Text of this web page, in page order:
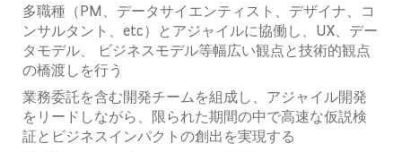
多職種（PM 、データサイエンティスト、デザイナ、コ
ンサルタント、 etc）とアジャイルに協働し、 UX、デー
タモデル、
ビジネスモデル等幅広い観点と技術的観点
の橋渡しを行う
業務委託を含む開発チームを組成し、アジャイル開発
をリードしながら、限られた期間の中で高速な仮説検
証と ビジネスインパクトの創出を実現する